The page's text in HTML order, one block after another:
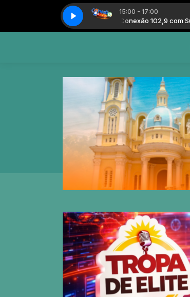
15:00 - 17:00
102,9 com Suzzy Luz Conexão 102,9 com Suzzy Luz